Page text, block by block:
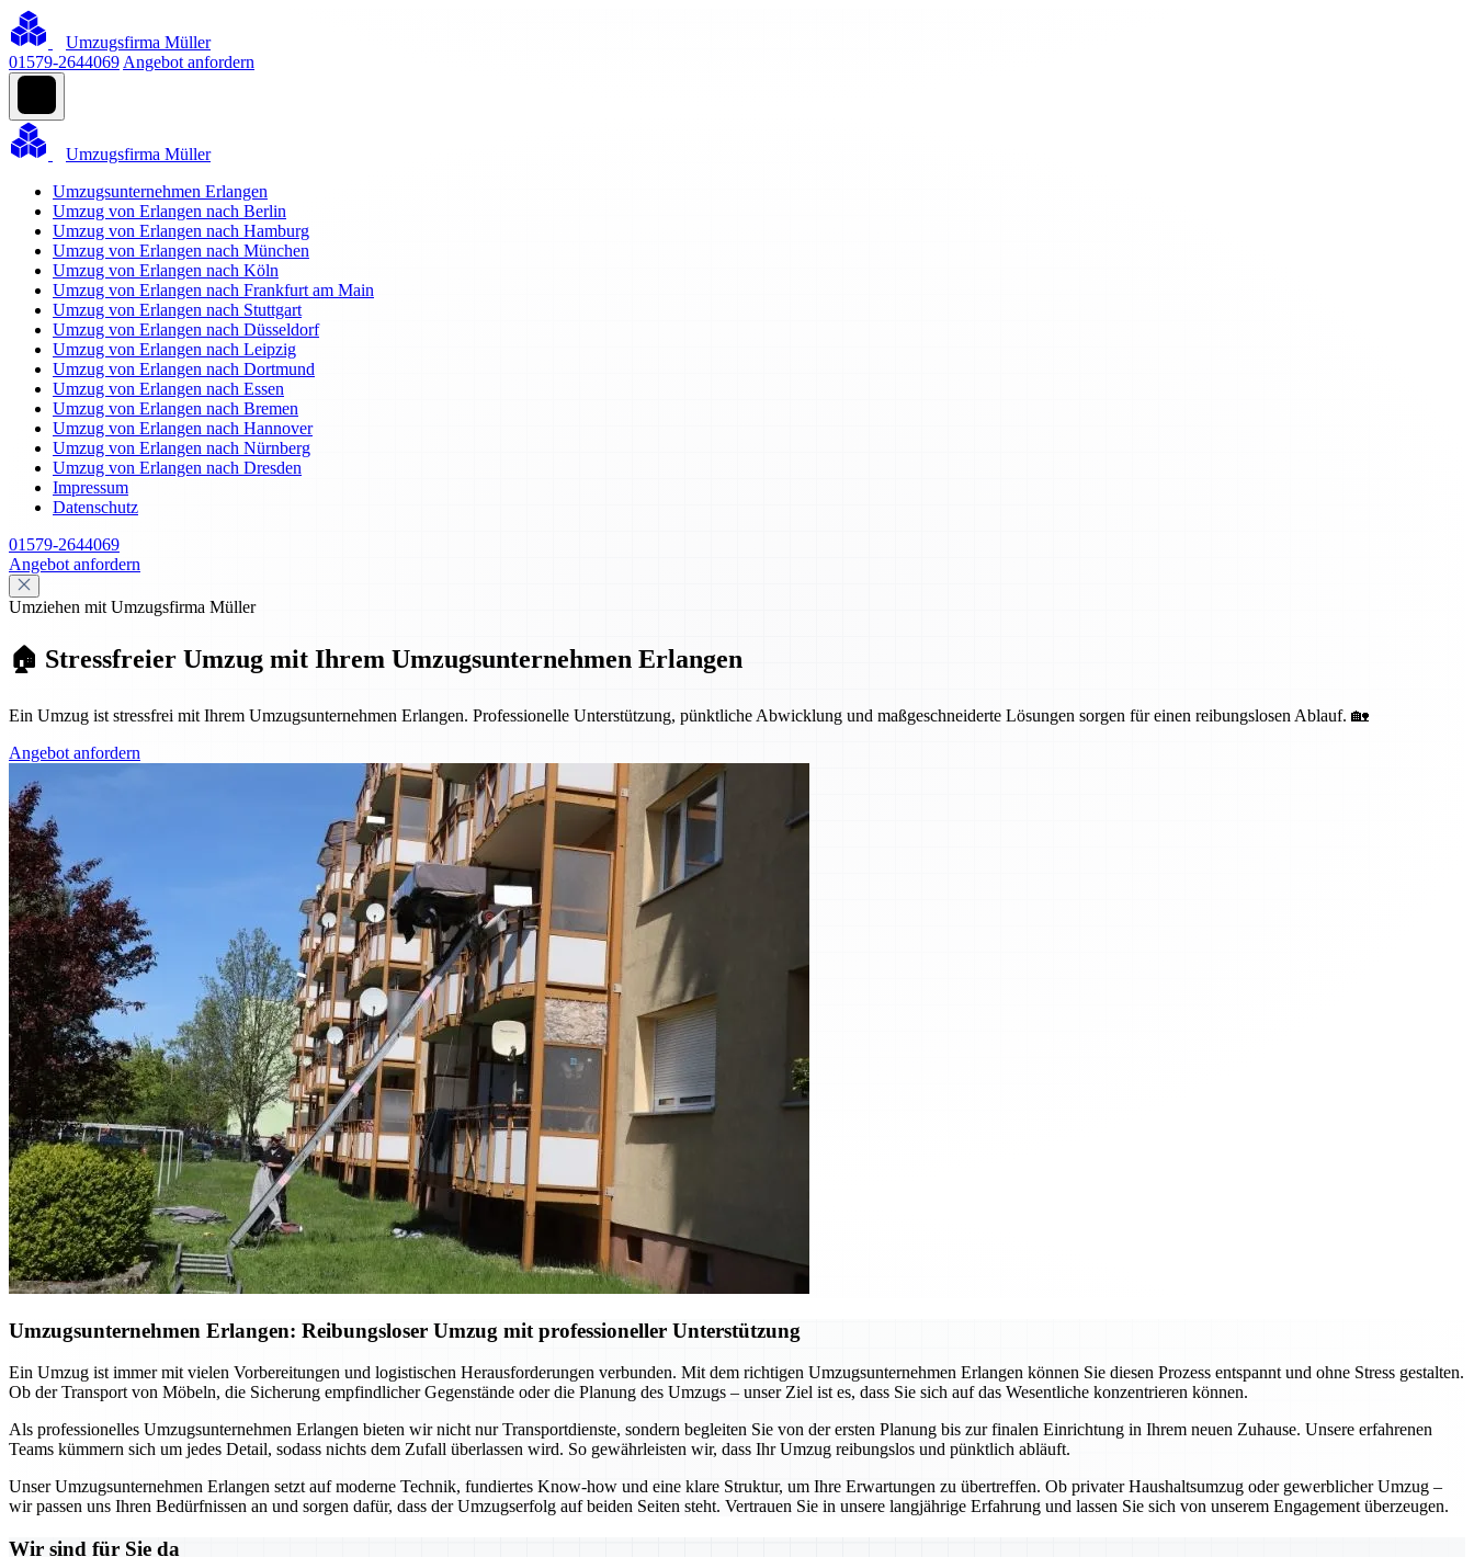
Umzugsfirma Müller
01579-2644069 Angebot anfordern
Umzugsfirma Müller
Umzugsunternehmen Erlangen
Umzug von Erlangen nach Berlin
Umzug von Erlangen nach Hamburg
Umzug von Erlangen nach München
Umzug von Erlangen nach Köln
Umzug von Erlangen nach Frankfurt am Main
Umzug von Erlangen nach Stuttgart
Umzug von Erlangen nach Düsseldorf
Umzug von Erlangen nach Leipzig
Umzug von Erlangen nach Dortmund
Umzug von Erlangen nach Essen
Umzug von Erlangen nach Bremen
Umzug von Erlangen nach Hannover
Umzug von Erlangen nach Nürnberg
Umzug von Erlangen nach Dresden
Impressum
Datenschutz
01579-2644069
Angebot anfordern
Umziehen mit Umzugsfirma Müller
🏠 Stressfreier Umzug mit Ihrem Umzugsunternehmen Erlangen
Ein Umzug ist stressfrei mit Ihrem Umzugsunternehmen Erlangen. Professionelle Unterstützung, pünktliche Abwicklung und maßgeschneiderte Lösungen sorgen für einen reibungslosen Ablauf. 🏡
Angebot anfordern
Umzugsunternehmen Erlangen: Reibungsloser Umzug mit professioneller Unterstützung
Ein Umzug ist immer mit vielen Vorbereitungen und logistischen Herausforderungen verbunden. Mit dem richtigen Umzugsunternehmen Erlangen können Sie diesen Prozess entspannt und ohne Stress gestalten.
Ob der Transport von Möbeln, die Sicherung empfindlicher Gegenstände oder die Planung des Umzugs – unser Ziel ist es, dass Sie sich auf das Wesentliche konzentrieren können.
Als professionelles Umzugsunternehmen Erlangen bieten wir nicht nur Transportdienste, sondern begleiten Sie von der ersten Planung bis zur finalen Einrichtung in Ihrem neuen Zuhause. Unsere erfahrenen
Teams kümmern sich um jedes Detail, sodass nichts dem Zufall überlassen wird. So gewährleisten wir, dass Ihr Umzug reibungslos und pünktlich abläuft.
Unser Umzugsunternehmen Erlangen setzt auf moderne Technik, fundiertes Know-how und eine klare Struktur, um Ihre Erwartungen zu übertreffen. Ob privater Haushaltsumzug oder gewerblicher Umzug –
wir passen uns Ihren Bedürfnissen an und sorgen dafür, dass der Umzugserfolg auf beiden Seiten steht. Vertrauen Sie in unsere langjährige Erfahrung und lassen Sie sich von unserem Engagement überzeugen.
Wir sind für Sie da